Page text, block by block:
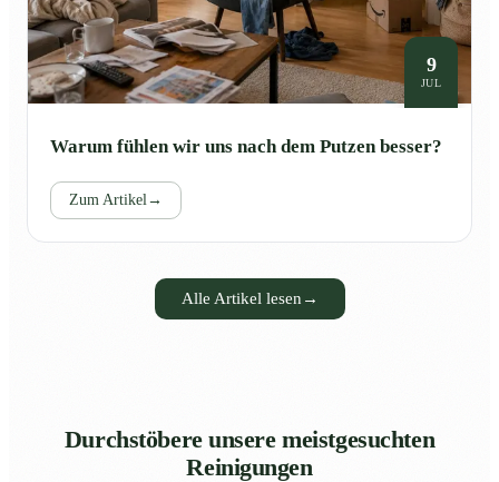
9
JUL
Warum fühlen wir uns nach dem Putzen besser?
Zum Artikel →
Alle Artikel lesen →
Durchstöbere unsere meistgesuchten
Reinigungen